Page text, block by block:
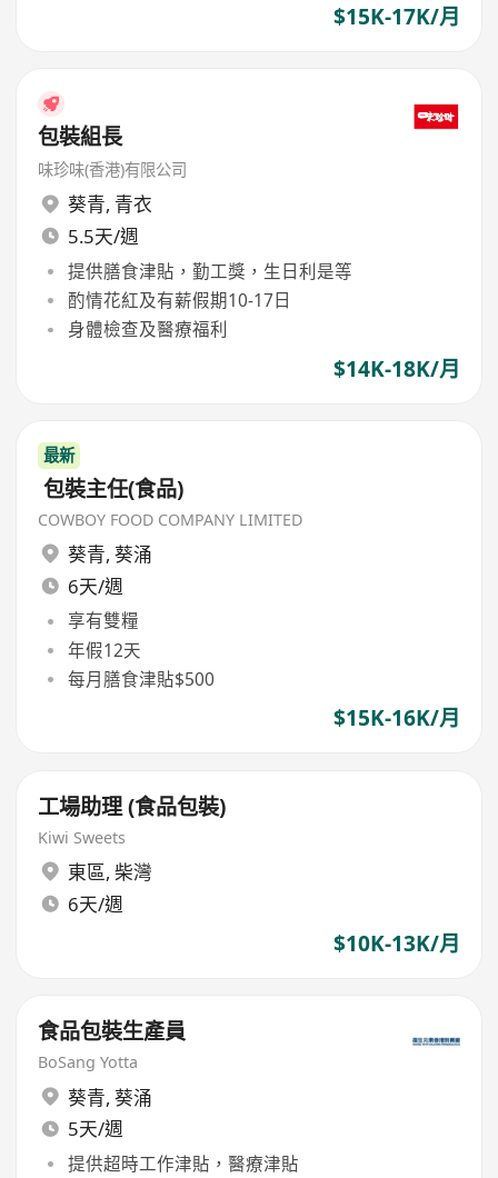
$15K-17K/月
包裝組長
味珍味(香港)有限公司
葵青, 青衣
5.5天/週
提供膳食津貼，勤工獎，生日利是等
酌情花紅及有薪假期10-17日
身體檢查及醫療福利
$14K-18K/月
最新
包裝主任(食品)
COWBOY FOOD COMPANY LIMITED
葵青, 葵涌
6天/週
享有雙糧
年假12天
每月膳食津貼$500
$15K-16K/月
工場助理 (食品包裝)
Kiwi Sweets
東區, 柴灣
6天/週
$10K-13K/月
食品包裝生產員
BoSang Yotta
葵青, 葵涌
5天/週
提供超時工作津貼，醫療津貼